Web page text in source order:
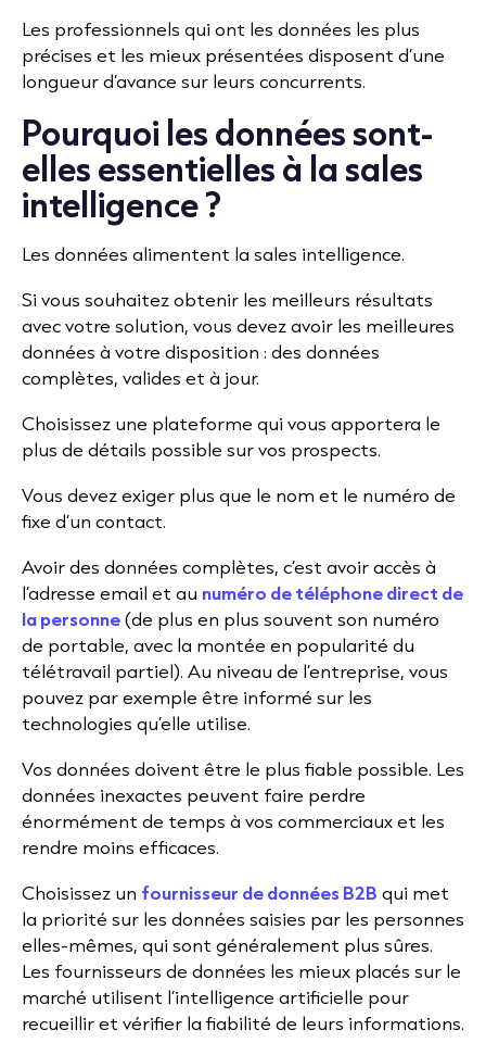
Les professionnels qui ont les données les plus
précises et les mieux présentées disposent d’une
longueur d’avance sur leurs concurrents.
Pourquoi les données sont-
elles essentielles à la sales
intelligence ?
Les données alimentent la sales intelligence.
Si vous souhaitez obtenir les meilleurs résultats
avec votre solution, vous devez avoir les meilleures
données à votre disposition : des données
complètes, valides et à jour.
Choisissez une plateforme qui vous apportera le
plus de détails possible sur vos prospects.
Vous devez exiger plus que le nom et le numéro de
fixe d’un contact.
Avoir des données complètes, c’est avoir accès à
l’adresse email et au numéro de téléphone direct de
la personne(de plus en plus souvent son numéro
de portable, avec la montée en popularité du
télétravail partiel). Au niveau de l’entreprise, vous
pouvez par exemple être informé sur les
technologies qu’elle utilise.
Vos données doivent être le plus fiable possible. Les
données inexactes peuvent faire perdre
énormément de temps à vos commerciaux et les
rendre moins efficaces.
Choisissez un fournisseur de données B2B qui met
la priorité sur les données saisies par les personnes
elles-mêmes, qui sont généralement plus sûres.
Les fournisseurs de données les mieux placés sur le
marché utilisent l’intelligence artificielle pour
recueillir et vérifier la fiabilité de leurs informations.